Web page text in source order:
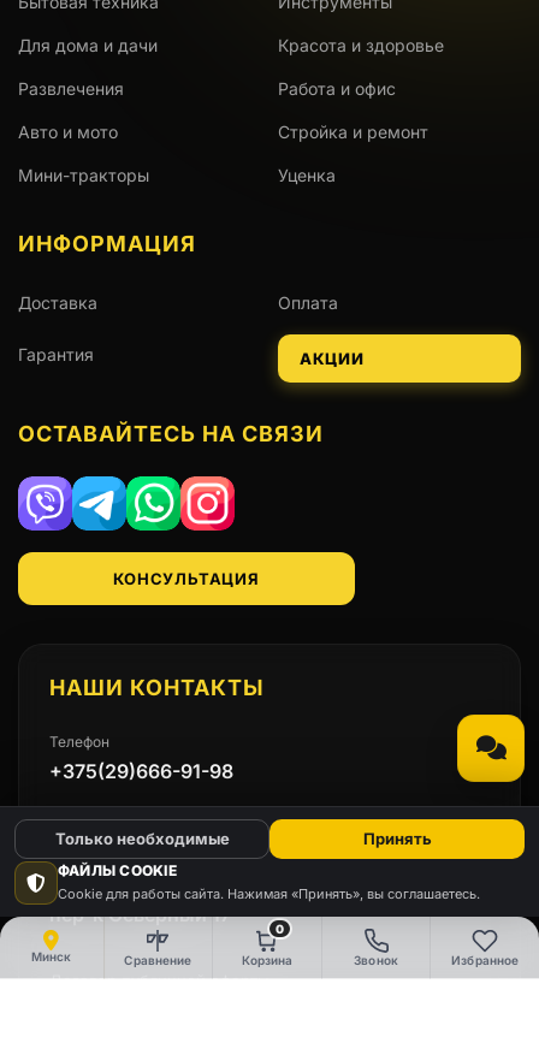
Минск Сравнение
0
Корзина Звонок Избранное
Для дома и дачи Красота и здоровье
Развлечения Работа и офис
Авто и мото Стройка и ремонт
Мини-тракторы Уценка
ИНФОРМАЦИЯ
Доставка Оплата
Гарантия АКЦИИ
ОСТАВАЙТЕСЬ НА СВЯЗИ
Viber TelegramWhatsAppInstagram
КОНСУЛЬТАЦИЯ
НАШИ КОНТАКТЫ
Телефон
+375(29)666-91-98
emmet.by@mail.ru
пер-к Северный 17
Договор публичной оферты
ФАЙЛЫ COOKIE
Cookie для работы сайта. Нажимая «Принять», вы соглашаетесь.
Только необходимые Принять